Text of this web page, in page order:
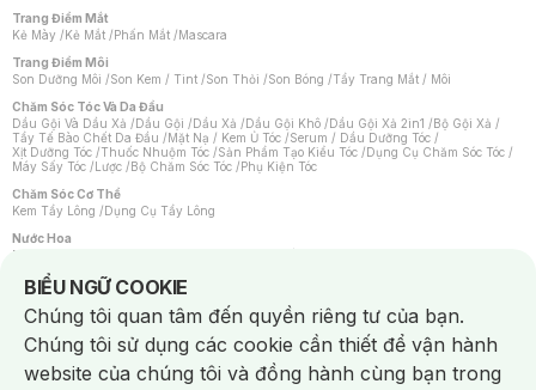
Trang Điểm Mắt
Kẻ Mày /Kẻ Mắt /Phấn Mắt /Mascara
Trang Điểm Môi
Son Dưỡng Môi /Son Kem / Tint /Son Thỏi /Son Bóng /Tẩy Trang Mắt / Môi
Chăm Sóc Tóc Và Da Đầu
Dầu Gội Và Dầu Xả /Dầu Gội /Dầu Xả /Dầu Gội Khô /Dầu Gội Xả 2in1 /Bộ Gội Xả /
Tẩy Tế Bào Chết Da Đầu /Mặt Nạ / Kem Ủ Tóc /Serum / Dầu Dưỡng Tóc /
Xịt Dưỡng Tóc /Thuốc Nhuộm Tóc /Sản Phẩm Tạo Kiểu Tóc /Dụng Cụ Chăm Sóc Tóc /
Máy Sấy Tóc /Lược /Bộ Chăm Sóc Tóc /Phụ Kiện Tóc
Chăm Sóc Cơ Thể
Kem Tẩy Lông /Dụng Cụ Tẩy Lông
Nước Hoa
Nước Hoa Nữ
Chăm Sóc Cá Nhân
Chống Muỗi /Khẩu Trang /Máy Massage/Mặt Nạ Xông Hơi /Nước Rửa Tay/
Sản Phẩm Chăm Sóc Khác /Bàn Chải Đánh Răng /Bàn Chải Điện/
Hỗ Trợ Trắng Răng/Kem Đánh Răng /Máy Tăm Nước/ Nước Súc Miệng/
Tăm / Chỉ Nha Khoa/ Xịt Thơm Miệng / Dung Dịch Vệ Sinh/Dưỡng Vùng Kín/
Khăn Ướt Vệ Sinh Vùng Kín/Băng Vệ Sinh/Tampon/Bọt Cạo Râu /Dao Cạo Râu/
Máy Cạo Râu
BIỂU NGỮ COOKIE
Notice about cookies usage
Chúng tôi quan tâm đến quyền riêng tư của bạn.
Chúng tôi sử dụng các cookie cần thiết để vận hành
website của chúng tôi và đồng hành cùng bạn trong